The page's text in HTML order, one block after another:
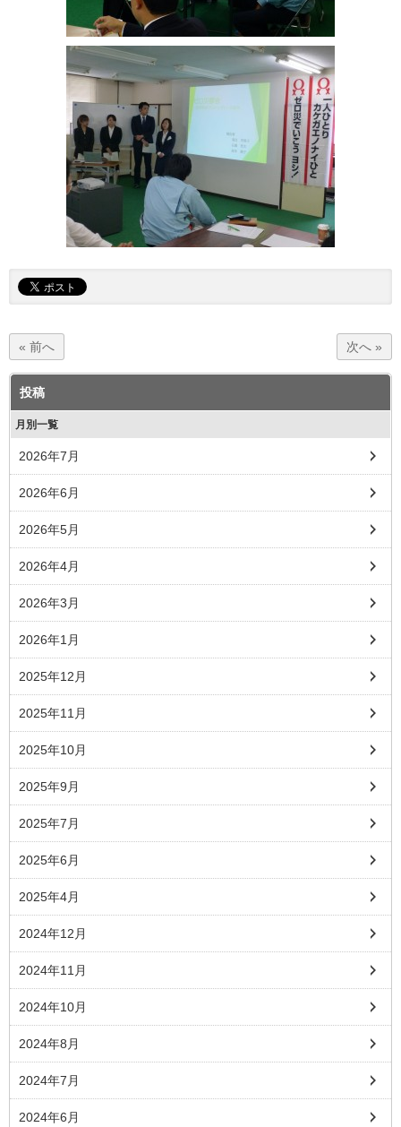
« 前へ 次へ »
投稿
月別一覧
2026年7月
2026年6月
2026年5月
2026年4月
2026年3月
2026年1月
2025年12月
2025年11月
2025年10月
2025年9月
2025年7月
2025年6月
2025年4月
2024年12月
2024年11月
2024年10月
2024年8月
2024年7月
2024年6月